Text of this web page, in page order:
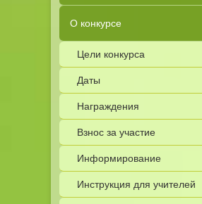
О конкурсе
Цели конкурса
Даты
Награждения
Взнос за участие
Информирование
Инструкция для учителей